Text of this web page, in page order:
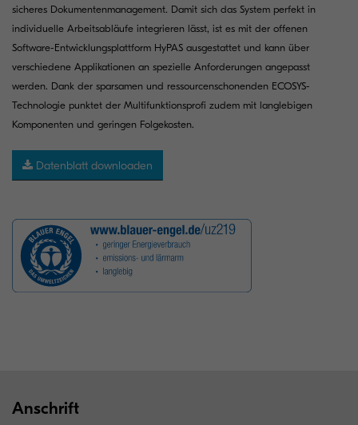
sicheres Dokumentenmanagement. Damit sich das System perfekt in
individuelle Arbeitsabläufe integrieren lässt, ist es mit der offenen
Software-Entwicklungsplattform HyPAS ausgestattet und kann über
verschiedene Applikationen an spezielle Anforderungen angepasst
werden. Dank der sparsamen und ressourcenschonenden ECOSYS-
Technologie punktet der Multifunktionsprofi zudem mit langlebigen
Komponenten und geringen Folgekosten.
Datenblatt downloaden
Anschrift